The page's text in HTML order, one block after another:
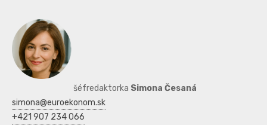
šéfredaktorka Simona Česaná
simona@euroekonom.sk
+421 907 234 066